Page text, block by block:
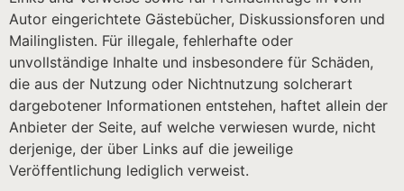
Autor eingerichtete Gästebücher, Diskussionsforen und
Mailinglisten. Für illegale, fehlerhafte oder
unvollständige Inhalte und insbesondere für Schäden,
die aus der Nutzung oder Nichtnutzung solcherart
dargebotener Informationen entstehen, haftet allein der
Anbieter der Seite, auf welche verwiesen wurde, nicht
derjenige, der über Links auf die jeweilige
Veröffentlichung lediglich verweist.